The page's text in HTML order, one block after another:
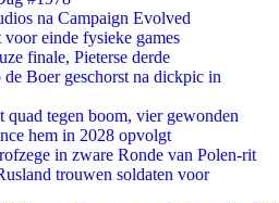
na Campaign Evolved
einde fysieke games
finale, Pieterse derde
Boer geschorst na dickpic in
quad tegen boom, vier gewonden
hem in 2028 opvolgt
in zware Ronde van Polen-rit
trouwen soldaten voor